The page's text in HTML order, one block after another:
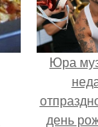
Юра
день